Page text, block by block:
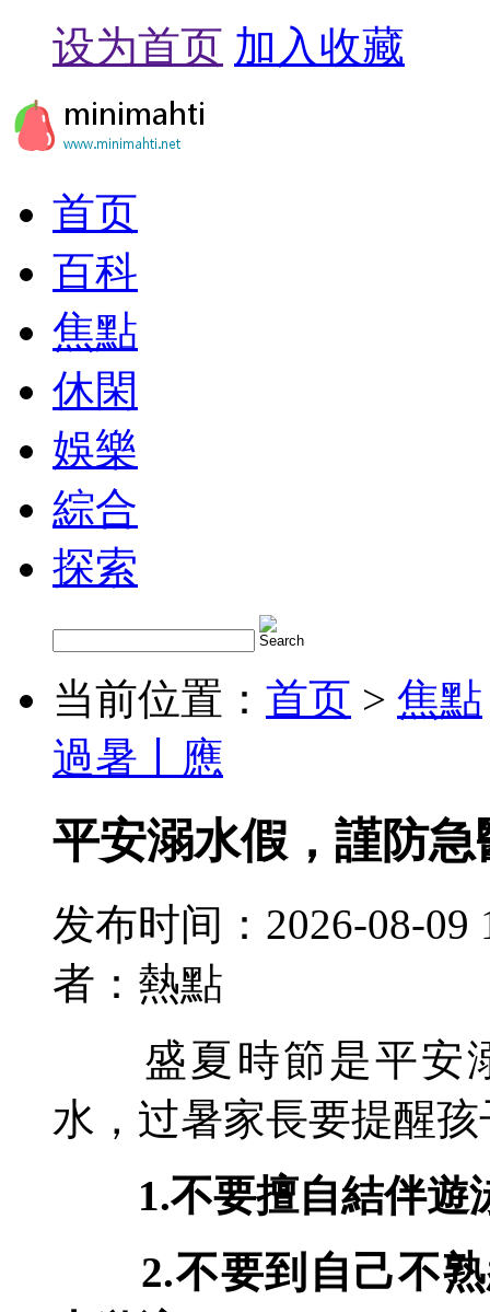
设为首页 加入收藏
首页
百科
焦點
休閑
娛樂
綜合
探索
当前位置： 首页 > 焦點
過暑丨應
平安溺水假，謹防
发布时间：2026-08-09
者：熱點
盛夏時節是平安溺
水，过暑家長要提醒
1.不要擅自結伴遊
2.不要到自己不